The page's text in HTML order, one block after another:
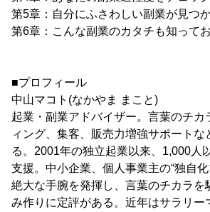
第5章：自分にふさわしい副業が見つ
第6章：こんな副業のカタチも知って
■プロフィール
中山マコト(なかやま まこと)
起業・副業アドバイザー。言葉のチカ
ィング、集客、販売力増強サポートな
る。2001年の独立起業以来、1,000人
支援。中小企業、個人事業主の“独自
絶大な手腕を発揮し、言葉のチカラを
み作りに定評がある。近年はサラリー